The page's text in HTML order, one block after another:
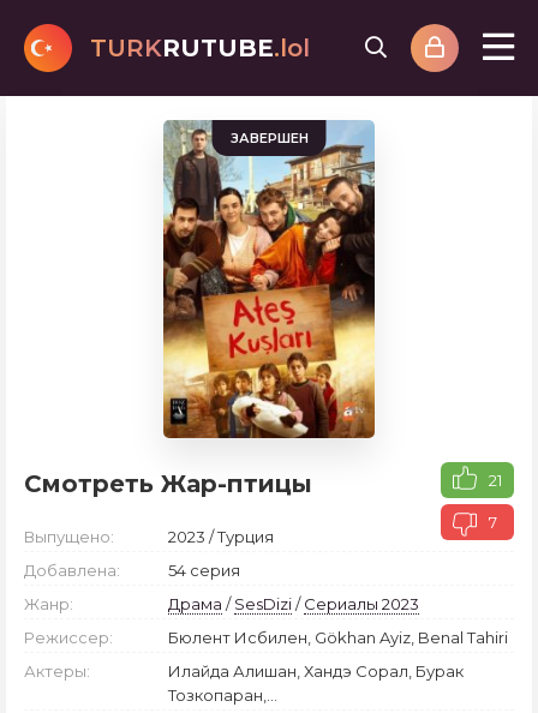
TURKRUTUBE.lol
ЗАВЕРШЕН
Смотреть Жар-птицы 21
7
Выпущено:
2023 / Турция
Добавлена:
54 серия
Жанр:
Драма /SesDizi/Сериалы 2023
Режиссер:
Бюлент Исбилен, Gökhan Ayiz, Benal Tahiri
Актеры:
Илайда Алишан, Хандэ Сорал, Бурак
Тозкопаран,...